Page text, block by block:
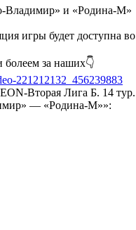
Владимир» и «Родина-М»
игры будет доступна во
за наших👇
221212132_456239883
Вторая Лига Б. 14 тур.
— «Родина-М»»: